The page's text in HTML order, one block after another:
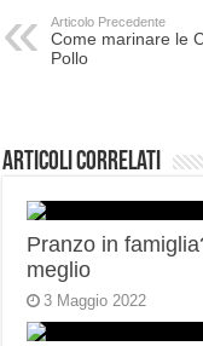
Articolo Precedente
Come marinare le
Pollo
Articoli correlati
Pranzo in
meglio
3 Maggio 2022